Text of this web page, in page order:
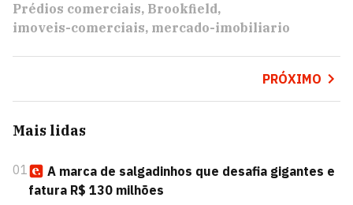
Prédios comerciais Brookfield
imoveis-comerciais mercado-imobiliario
PRÓXIMO
Mais lidas
01
A marca de salgadinhos que desafia gigantes e
fatura R$ 130 milhões